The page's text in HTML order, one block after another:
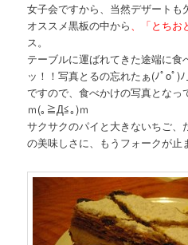
女子会ですから、当然デザートも
オススメ黒板の中から、「とちお
ス。
テーブルに運ばれてきた途端に食
ッ！！写真とるの忘れたぁ(ﾉﾟοﾟ)ﾉ
ですので、食べかけの写真とな
ｍ(｡≧Д≦｡)ｍ
サクサクのパイと大きないちご、
の美味しさに、もうフォークが止